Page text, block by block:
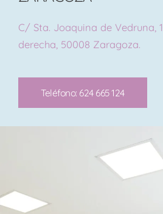
C/ Sta. Joaquina de Vedruna,
derecha, 50008 Zaragoza.
Teléfono: 624 665 124